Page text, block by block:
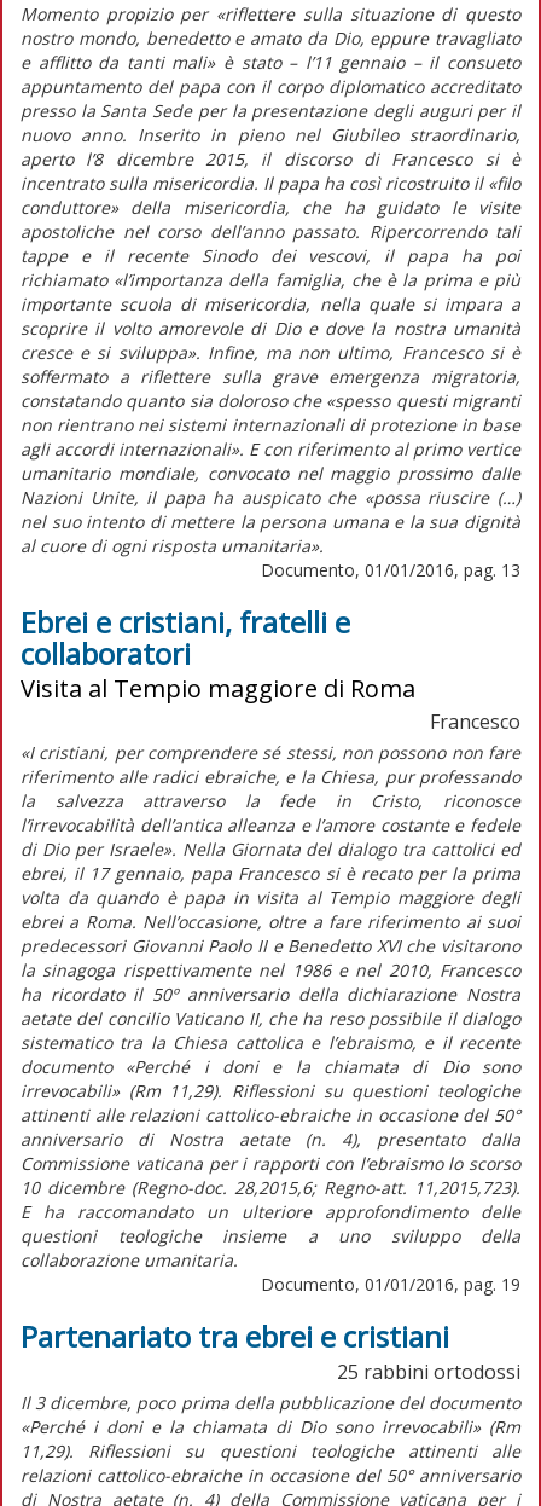
Momento propizio per «riflettere sulla situazione di questo
nostro mondo, benedetto e amato da Dio, eppure travagliato
e afflitto da tanti mali» è stato – l’11 gennaio – il consueto
appuntamento del papa con il corpo diplomatico accreditato
presso la Santa Sede per la presentazione degli auguri per il
nuovo anno. Inserito in pieno nel Giubileo straordinario,
aperto l’8 dicembre 2015, il discorso di Francesco si è
incentrato sulla misericordia. Il papa ha così ricostruito il «filo
conduttore» della misericordia, che ha guidato le visite
apostoliche nel corso dell’anno passato. Ripercorrendo tali
tappe e il recente Sinodo dei vescovi, il papa ha poi
richiamato «l’importanza della famiglia, che è la prima e più
importante scuola di misericordia, nella quale si impara a
scoprire il volto amorevole di Dio e dove la nostra umanità
cresce e si sviluppa». Infine, ma non ultimo, Francesco si è
soffermato a riflettere sulla grave emergenza migratoria,
constatando quanto sia doloroso che «spesso questi migranti
non rientrano nei sistemi internazionali di protezione in base
agli accordi internazionali». E con riferimento al primo vertice
umanitario mondiale, convocato nel maggio prossimo dalle
Nazioni Unite, il papa ha auspicato che «possa riuscire (…)
nel suo intento di mettere la persona umana e la sua dignità
al cuore di ogni risposta umanitaria».
Documento, 01/01/2016, pag. 13
Ebrei e cristiani, fratelli e
collaboratori
Visita al Tempio maggiore di Roma
Francesco
«I cristiani, per comprendere sé stessi, non possono non fare
riferimento alle radici ebraiche, e la Chiesa, pur professando
la salvezza attraverso la fede in Cristo, riconosce
l’irrevocabilità dell’antica alleanza e l’amore costante e fedele
di Dio per Israele». Nella Giornata del dialogo tra cattolici ed
ebrei, il 17 gennaio, papa Francesco si è recato per la prima
volta da quando è papa in visita al Tempio maggiore degli
ebrei a Roma. Nell’occasione, oltre a fare riferimento ai suoi
predecessori Giovanni Paolo II e Benedetto XVI che visitarono
la sinagoga rispettivamente nel 1986 e nel 2010, Francesco
ha ricordato il 50º anniversario della dichiarazione Nostra
aetate del concilio Vaticano II, che ha reso possibile il dialogo
sistematico tra la Chiesa cattolica e l’ebraismo, e il recente
documento «Perché i doni e la chiamata di Dio sono
irrevocabili» (Rm 11,29). Riflessioni su questioni teologiche
attinenti alle relazioni cattolico-ebraiche in occasione del 50°
anniversario di Nostra aetate (n. 4), presentato dalla
Commissione vaticana per i rapporti con l’ebraismo lo scorso
10 dicembre (Regno-doc. 28,2015,6; Regno-att. 11,2015,723).
E ha raccomandato un ulteriore approfondimento delle
questioni teologiche insieme a uno sviluppo della
collaborazione umanitaria.
Documento, 01/01/2016, pag. 19
Partenariato tra ebrei e cristiani
25 rabbini ortodossi
Il 3 dicembre, poco prima della pubblicazione del documento
«Perché i doni e la chiamata di Dio sono irrevocabili» (Rm
11,29). Riflessioni su questioni teologiche attinenti alle
relazioni cattolico-ebraiche in occasione del 50° anniversario
di Nostra aetate (n. 4) della Commissione vaticana per i